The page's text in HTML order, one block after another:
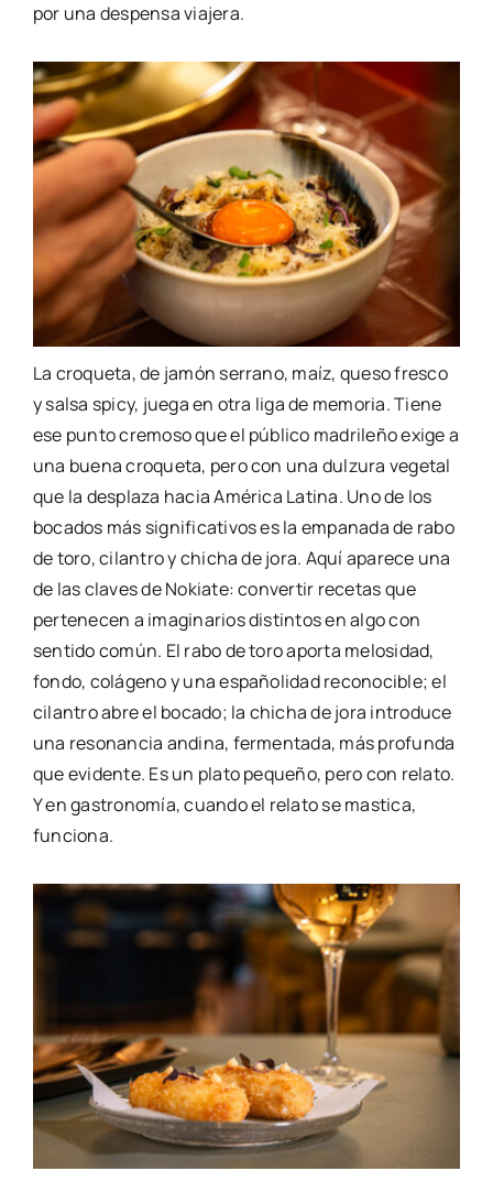
por una despensa viajera.
La croqueta, de jamón serrano, maíz, queso fresco
y salsa spicy, juega en otra liga de memoria. Tiene
ese punto cremoso que el público madrileño exige a
una buena croqueta, pero con una dulzura vegetal
que la desplaza hacia América Latina. Uno de los
bocados más significativos es la empanada de rabo
de toro, cilantro y chicha de jora. Aquí aparece una
de las claves de Nokiate: convertir recetas que
pertenecen a imaginarios distintos en algo con
sentido común. El rabo de toro aporta melosidad,
fondo, colágeno y una españolidad reconocible; el
cilantro abre el bocado; la chicha de jora introduce
una resonancia andina, fermentada, más profunda
que evidente. Es un plato pequeño, pero con relato.
Y en gastronomía, cuando el relato se mastica,
funciona.